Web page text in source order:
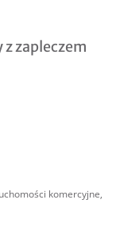
zapleczem
komercyjne,